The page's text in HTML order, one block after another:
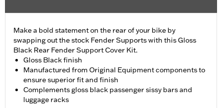
Make a bold statement on the rear of your bike by
swapping out the stock Fender Supports with this Gloss
Black Rear Fender Support Cover Kit.
Gloss Black finish
Manufactured from Original Equipment components to
ensure superior fit and finish
Complements gloss black passenger sissy bars and
luggage racks